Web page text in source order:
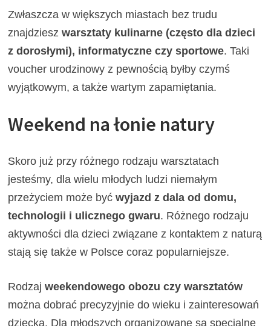
Zwłaszcza w większych miastach bez trudu
znajdzieszwarsztaty kulinarne (często dla dzieci
z dorosłymi), informatyczne czy sportowe. Taki
voucher urodzinowy z pewnością byłby czymś
wyjątkowym, a także wartym zapamiętania.
Weekend na łonie natury
Skoro już przy różnego rodzaju warsztatach
jesteśmy, dla wielu młodych ludzi niemałym
przeżyciem może byćwyjazd z dala od domu,
technologii i ulicznego gwaru. Różnego rodzaju
aktywności dla dzieci związane z kontaktem z naturą
stają się także w Polsce coraz popularniejsze.
Rodzajweekendowego obozu czy warsztatów
można dobrać precyzyjnie do wieku i zainteresowań
dziecka. Dla młodszych organizowane są specjalne